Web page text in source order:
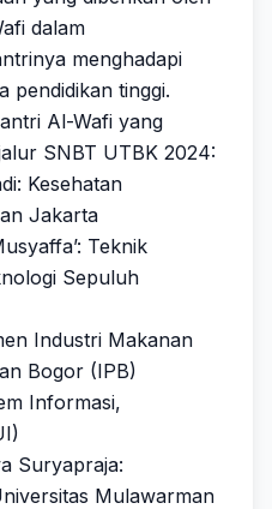
dalam
menghadapi
pendidikan tinggi.
Al-Wafi yang
SNBT UTBK 2024:
Kesehatan
Jakarta
Teknik
Sepuluh
Industri Makanan
Bogor (IPB)
Informasi,
Suryapraja:
Mulawarman